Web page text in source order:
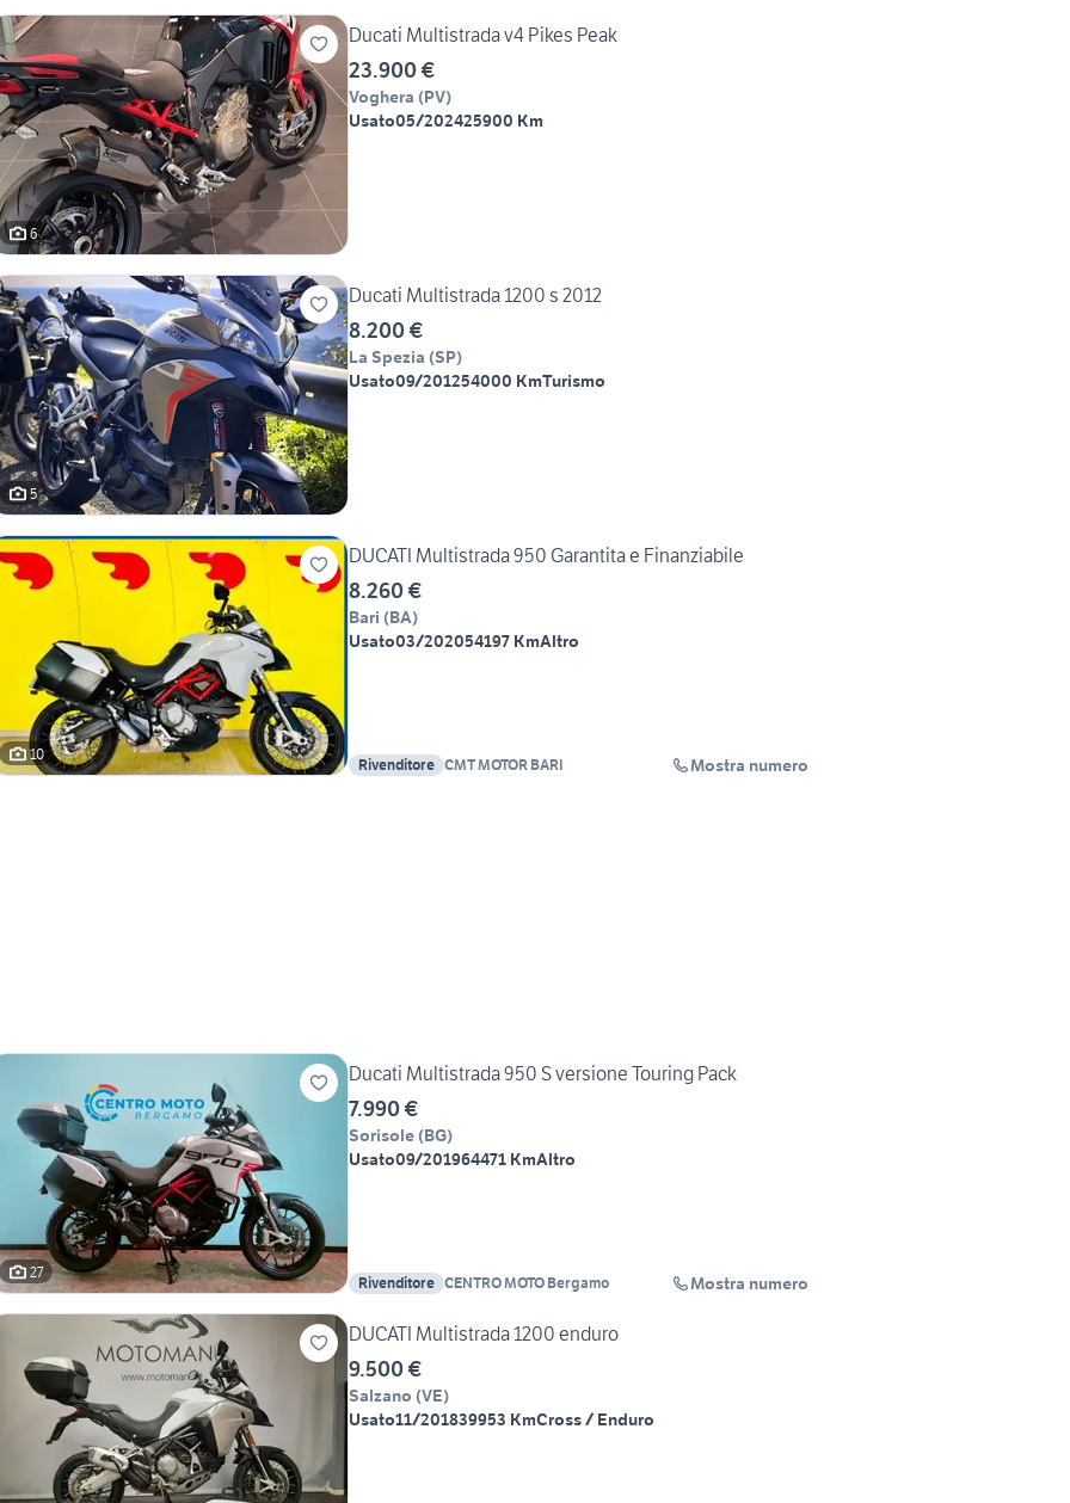
6
Ducati Multistrada v4 Pikes Peak
23.900 €
Voghera (PV)
Usato05/202425900 Km
5
Ducati Multistrada 1200 s 2012
8.200 €
La Spezia (SP)
Usato09/201254000 KmTurismo
10
DUCATI Multistrada 950 Garantita e Finanziabile
8.260 €
Bari (BA)
Usato03/202054197 KmAltro
Rivenditore CMT MOTOR BARI Mostra numero
27
Ducati Multistrada 950 S versione Touring Pack
7.990 €
Sorisole (BG)
Usato09/201964471 KmAltro
Rivenditore CENTRO MOTO Bergamo Mostra numero
DUCATI Multistrada 1200 enduro
9.500 €
Salzano (VE)
Usato11/201839953 KmCross / Enduro